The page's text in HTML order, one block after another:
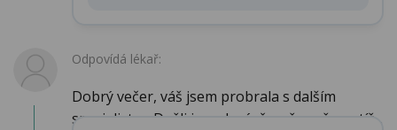
Odpovídá lékař:
Dobrý večer, váš jsem probrala s dalším
specialistou.Došli jsme k závěru, že vaše potíž...